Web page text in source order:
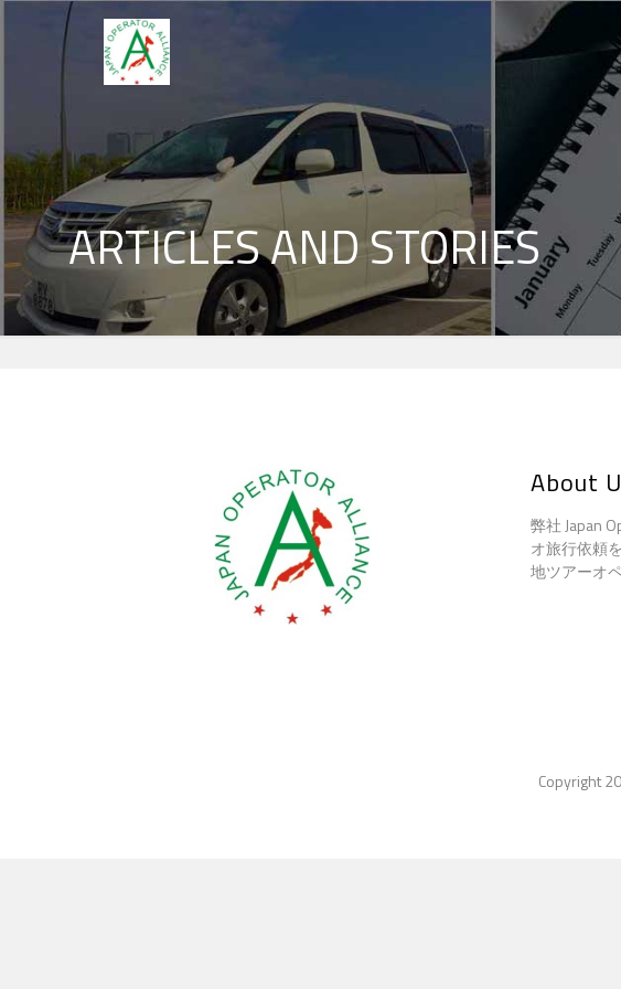
ARTICLES AND STORIES
About
弊社 Japan
オ旅行依頼
地ツアーオ
Copyright